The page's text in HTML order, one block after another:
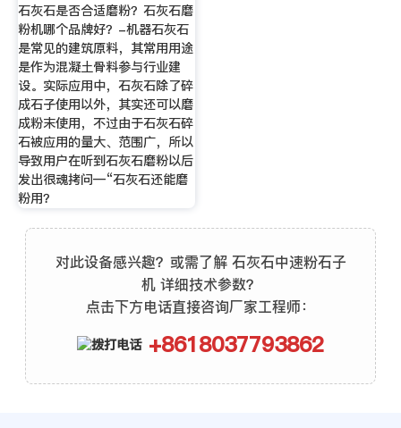
石灰石是否合适磨粉？石灰石磨
粉机哪个品牌好？-机器石灰石
是常见的建筑原料，其常用用途
是作为混凝土骨料参与行业建
设。实际应用中，石灰石除了碎
成石子使用以外，其实还可以磨
成粉末使用，不过由于石灰石碎
石被应用的量大、范围广，所以
导致用户在听到石灰石磨粉以后
发出很魂拷问—“石灰石还能磨
粉用？
对此设备感兴趣？或需了解 石灰石中速粉石子
机 详细技术参数？
点击下方电话直接咨询厂家工程师：
+8618037793862